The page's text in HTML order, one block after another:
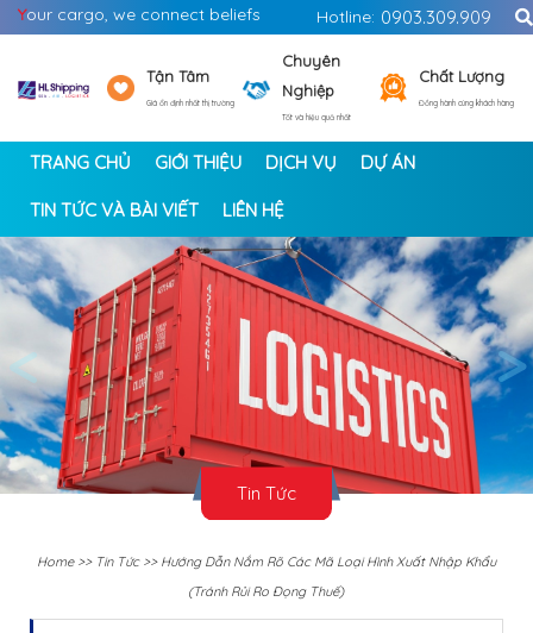
Your cargo, we connect beliefs Hotline: 0903.309.909
Tận Tâm
Giá ổn định nhất thị trường
Chuyên
Nghiệp
Tốt và hiệu quả nhất
Chất Lượng
Đồng hành cùng khách hàng
TRANG CHỦ GIỚI THIỆU DỊCH VỤ DỰ ÁN
TIN TỨC VÀ BÀI VIẾT LIÊN HỆ
< >
Tin Tức
Home>> Tin Tức>> Hướng Dẫn Nắm Rõ Các Mã Loại Hình Xuất Nhập Khẩu
(Tránh Rủi Ro Đọng Thuế)